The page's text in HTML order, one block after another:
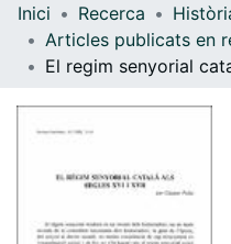
Inici Recerca